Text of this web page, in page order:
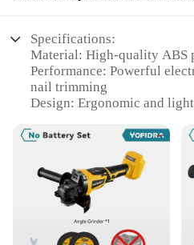
Specifications:
Material: High-quality ABS
Performance: Powerful
nail trimming
Design: Ergonomic and
Accessories: Includes 3
Usage: Ideal for both
Quantity: Available in
and suppliers
Features: